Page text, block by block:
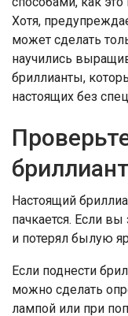
Хотя,
может сделать
научились
бриллианты,
настоящих без
Настоящий
пачкается. Если
и потерял былую
Если поднести
можно сделать
лампой или при